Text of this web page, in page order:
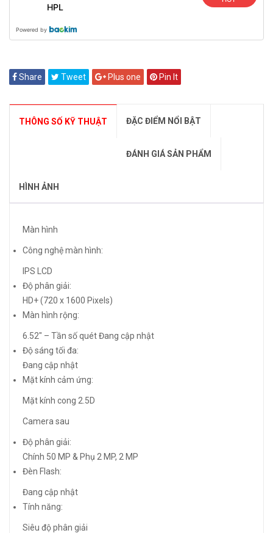
HPL
Powered by
Share Tweet Plus one Pin It
THÔNG SỐ KỸ THUẬT ĐẶC ĐIỂM NỔI BẬT
ĐÁNH GIÁ SẢN PHẨM
HÌNH ẢNH
Màn hình
Công nghệ màn hình:
IPS LCD
Độ phân giải:
HD+ (720 x 1600 Pixels)
Màn hình rộng:
6.52″ – Tần số quét Đang cập nhật
Độ sáng tối đa:
Đang cập nhật
Mặt kính cảm ứng:
Mặt kính cong 2.5D
Camera sau
Độ phân giải:
Chính 50 MP & Phụ 2 MP, 2 MP
Đèn Flash:
Đang cập nhật
Tính năng:
Siêu độ phân giải